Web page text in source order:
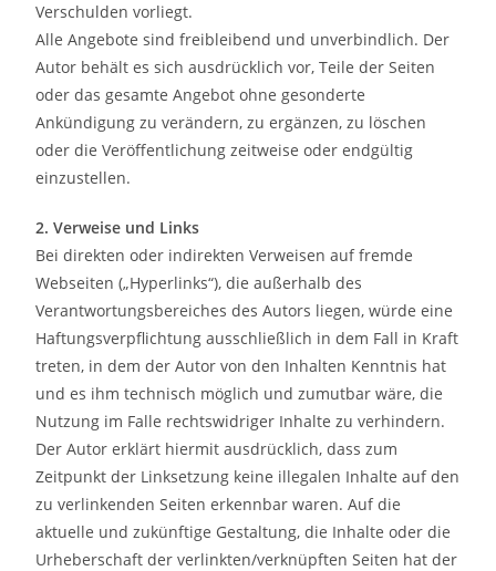
Verschulden vorliegt.
Alle Angebote sind freibleibend und unverbindlich. Der
Autor behält es sich ausdrücklich vor, Teile der Seiten
oder das gesamte Angebot ohne gesonderte
Ankündigung zu verändern, zu ergänzen, zu löschen
oder die Veröffentlichung zeitweise oder endgültig
einzustellen.
2. Verweise und Links
Bei direkten oder indirekten Verweisen auf fremde
Webseiten („Hyperlinks“), die außerhalb des
Verantwortungsbereiches des Autors liegen, würde eine
Haftungsverpflichtung ausschließlich in dem Fall in Kraft
treten, in dem der Autor von den Inhalten Kenntnis hat
und es ihm technisch möglich und zumutbar wäre, die
Nutzung im Falle rechtswidriger Inhalte zu verhindern.
Der Autor erklärt hiermit ausdrücklich, dass zum
Zeitpunkt der Linksetzung keine illegalen Inhalte auf den
zu verlinkenden Seiten erkennbar waren. Auf die
aktuelle und zukünftige Gestaltung, die Inhalte oder die
Urheberschaft der verlinkten/verknüpften Seiten hat der